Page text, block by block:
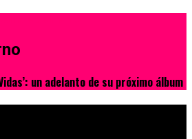
un adelanto de su próximo álbum